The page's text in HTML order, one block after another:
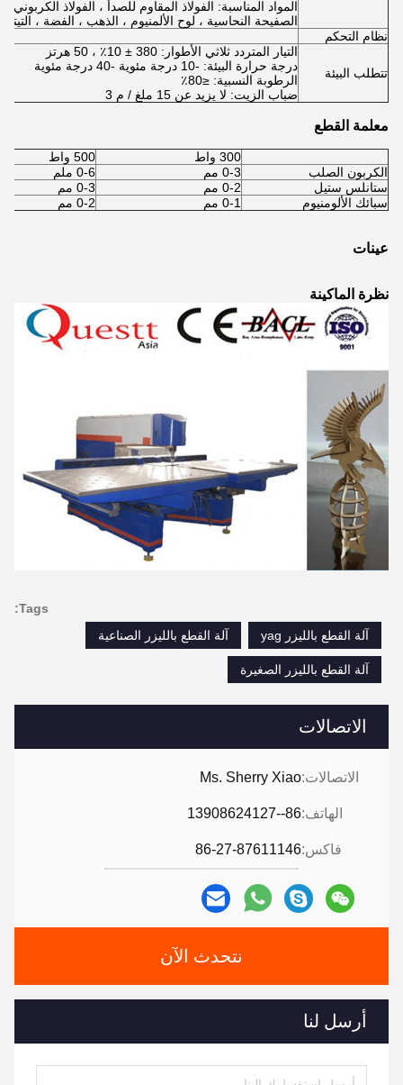
الاتصالات
الاتصالات:Ms. Sherry Xiao
الهاتف:86--13908624127
فاكس:86-27-87611146
نتحدث الآن
أرسل لنا
المواد المناسبة: الفولاذ المقاوم للصدأ ، الفولاذ
الصفيحة النحاسية ، لوح الألمنيوم ، الذهب ، الفضة ،
نظام التحكم
تتطلب البيئة
التيار المتردد ثلاثي الأطوار: 380 ± 10٪ ، 50 هرتز
درجة حرارة البيئة: -10 درجة مئوية -40 درجة مئوية
الرطوبة النسبية: ≤80٪
ضباب الزيت: لا يزيد عن 15 ملغ / م 3
معلمة القطع
300 واط
500 واط
الكربون الصلب
0-3 مم
0-6 ملم
ستانلس ستيل
0-2 مم
0-3 مم
سبائك الألومنيوم
0-1 مم 0-2 مم
عينات
نظرة الماكينة
Tags:
آلة القطع بالليزر yag
آلة القطع بالليزر الصناعية
آلة القطع بالليزر الصغيرة